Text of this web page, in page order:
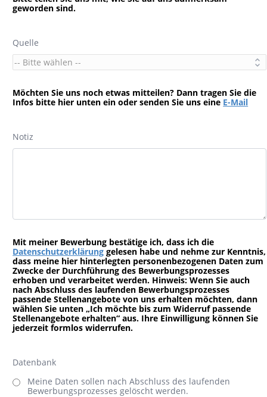
geworden sind.
Quelle
Möchten Sie uns noch etwas mitteilen? Dann tragen Sie die
Infos bitte hier unten ein oder senden Sie uns eine E-Mail
Notiz
Mit meiner Bewerbung bestätige ich, dass ich die
Datenschutzerklärung gelesen habe und nehme zur Kenntnis,
dass meine hier hinterlegten personenbezogenen Daten zum
Zwecke der Durchführung des Bewerbungsprozesses
erhoben und verarbeitet werden. Hinweis: Wenn Sie auch
nach Abschluss des laufenden Bewerbungsprozesses
passende Stellenangebote von uns erhalten möchten, dann
wählen Sie unten „Ich möchte bis zum Widerruf passende
Stellenangebote erhalten“ aus. Ihre Einwilligung können Sie
jederzeit formlos widerrufen.
Datenbank
Meine Daten sollen nach Abschluss des laufenden
Bewerbungsprozesses gelöscht werden.